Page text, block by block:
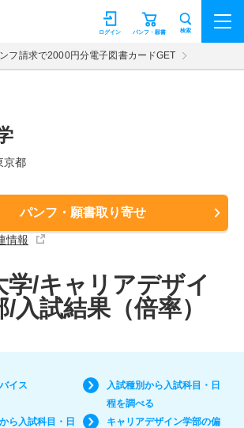
ビジョン パンフ・願書
ログイン 検索
ンフ請求で2000円分電子図書カードGET
京都
パンフ・願書取り寄せ
情報
学/キャリアデザイ
/入試結果（倍率）
イス
入試種別から入試科目・日
程を調べる
ら入試科目・日
キャリアデザイン学部の偏